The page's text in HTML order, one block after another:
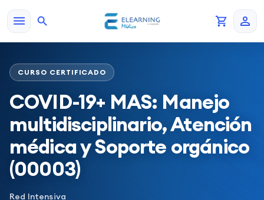
CURSO CERTIFICADO
COVID-19+ MAS: Manejo
multidisciplinario, Atención
médica y Soporte orgánico
(00003)
Red Intensiva